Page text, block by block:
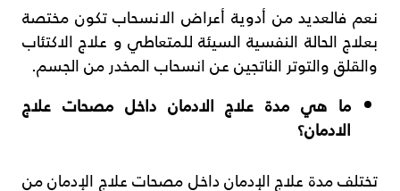
نعم فالعديد من أدوية أعراض الانسحاب تكون مختصة
بعلاج الحالة النفسية السيئة للمتعاطي و علاج الاكتئاب
والقلق والتوتر الناتجين عن انسحاب المخدر من الجسم.
ما هي مدة علاج الادمان داخل مصحات علاج
الادمان؟
تختلف مدة علاج الإدمان داخل مصحات علاج الإدمان من